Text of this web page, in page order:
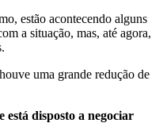
estão acontecendo alguns
a situação, mas, até agora,
uma grande redução de
está disposto a negociar